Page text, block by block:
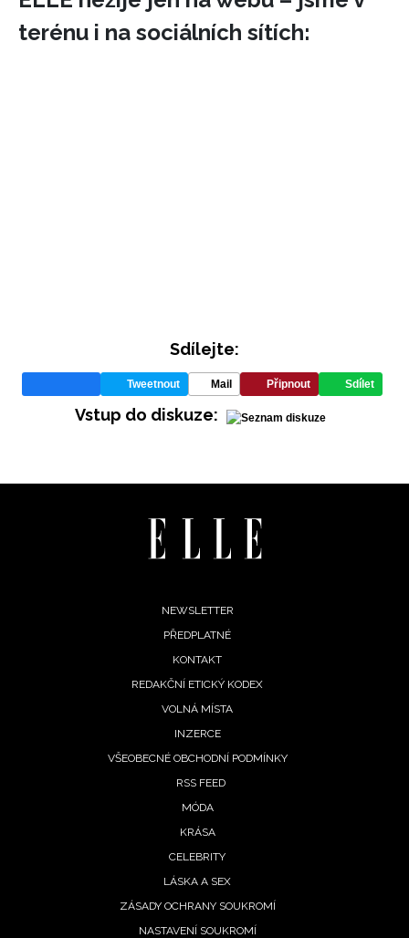
terénu i na sociálních sítích:
Sdílejte:
Tweetnout Mail Připnout Sdílet
Vstup do diskuze:
NEWSLETTER
PŘEDPLATNÉ
KONTAKT
REDAKČNÍ ETICKÝ KODEX
VOLNÁ MÍSTA
INZERCE
VŠEOBECNÉ OBCHODNÍ PODMÍNKY
RSS FEED
MÓDA
KRÁSA
CELEBRITY
LÁSKA A SEX
ZÁSADY OCHRANY SOUKROMÍ
NASTAVENÍ SOUKROMÍ